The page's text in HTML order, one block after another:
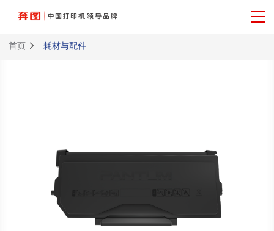
首页 耗材与配件